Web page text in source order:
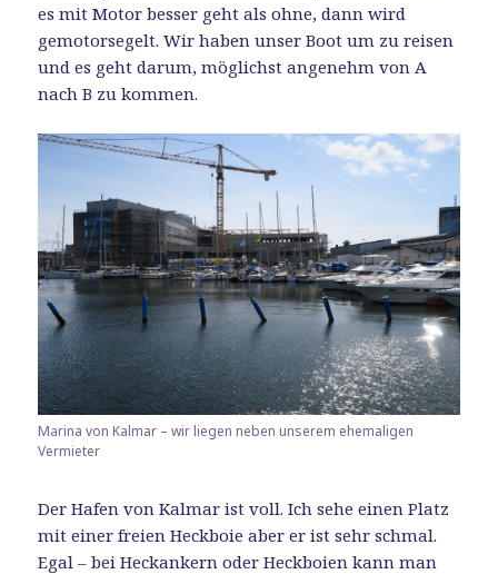
es mit Motor besser geht als ohne, dann wird
gemotorsegelt. Wir haben unser Boot um zu reisen
und es geht darum, möglichst angenehm von A
nach B zu kommen.
Marina von Kalmar – wir liegen neben unserem ehemaligen
Vermieter
Der Hafen von Kalmar ist voll. Ich sehe einen Platz
mit einer freien Heckboie aber er ist sehr schmal.
Egal – bei Heckankern oder Heckboien kann man